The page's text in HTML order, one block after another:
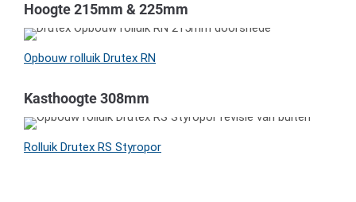
Hoogte 215mm & 225mm
Opbouw rolluik Drutex RN
Kasthoogte 308mm
Rolluik Drutex RS Styropor